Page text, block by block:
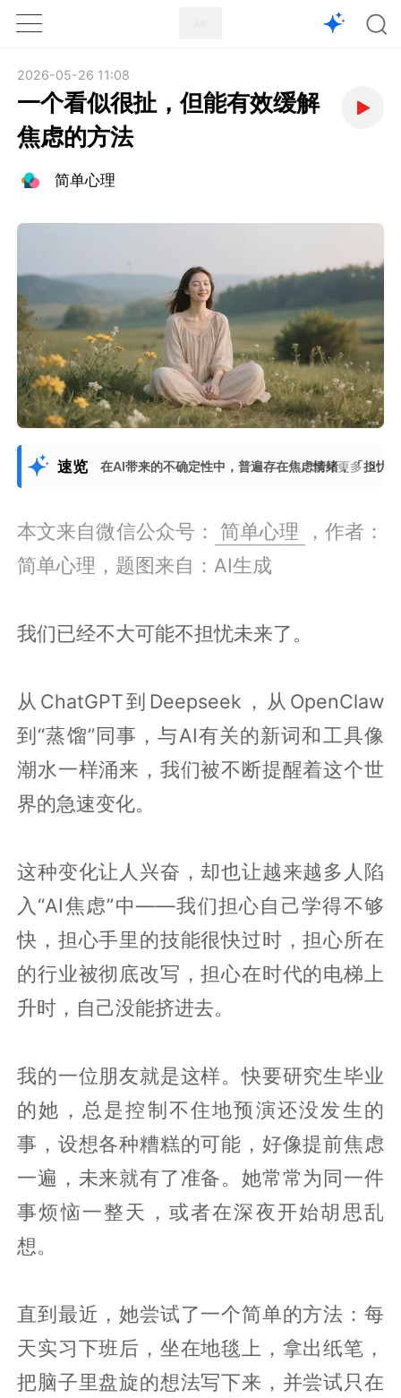
1X
2026-05-26 11:08
一个看似很扯，但能有效缓解
焦虑的方法
简单心理
速览 在AI带来的不确定性中，普遍存在焦虑情绪，「担忧
展开更多
本文来自微信公众号： 简单心理
，作者：
简单心理，题图来自：AI生成
我们已经不大可能不担忧未来了。
从ChatGPT到Deepseek，从OpenClaw
到“蒸馏”同事，与AI有关的新词和工具像
潮水一样涌来，我们被不断提醒着这个世
界的急速变化。
这种变化让人兴奋，却也让越来越多人陷
入“AI焦虑”中——我们担心自己学得不够
快，担心手里的技能很快过时，担心所在
的行业被彻底改写，担心在时代的电梯上
升时，自己没能挤进去。
我的一位朋友就是这样。快要研究生毕业
的她，总是控制不住地预演还没发生的
事，设想各种糟糕的可能，好像提前焦虑
一遍，未来就有了准备。她常常为同一件
事烦恼一整天，或者在深夜开始胡思乱
想。
直到最近，她尝试了一个简单的方法：每
天实习下班后，坐在地毯上，拿出纸笔，
把脑子里盘旋的想法写下来，并尝试只在